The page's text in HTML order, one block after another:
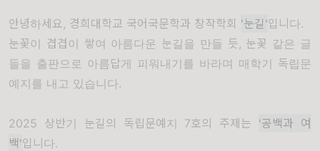
안녕하세요, 경희대학교 국어국문학과 창작학회 '눈길'입니다.
눈꽃이 겹겹이 쌓여 아름다운 눈길을 만들 듯, 눈꽃 같은 글
들을 출판으로 아름답게 피워내기를 바라며 매학기 독립문
예지를 내고 있습니다.
2025 상반기 눈길의 독립문예지 7호의 주제는 '공백과 여
백'입니다.